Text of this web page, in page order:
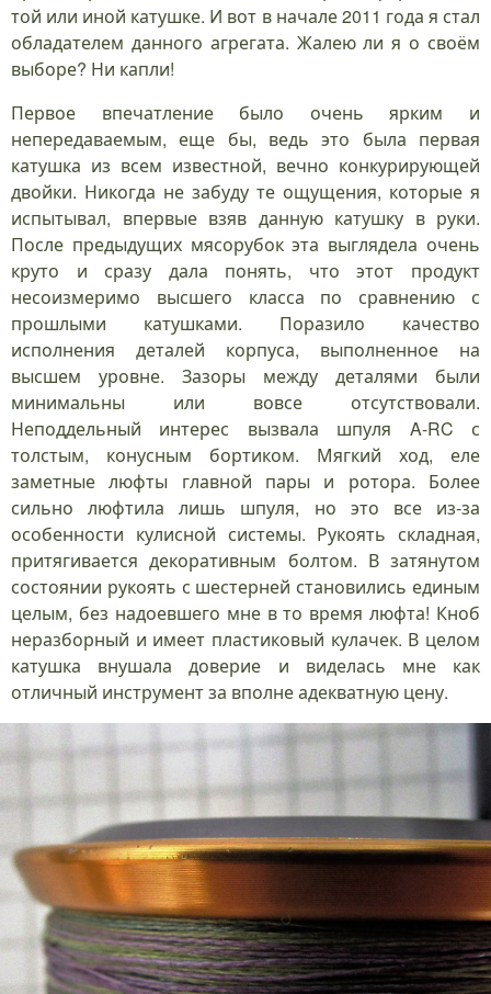
той или иной катушке. И вот в начале 2011 года я стал
обладателем данного агрегата. Жалею ли я о своём
выборе? Ни капли!
Первое впечатление было очень ярким и
непередаваемым, еще бы, ведь это была первая
катушка из всем известной, вечно конкурирующей
двойки. Никогда не забуду те ощущения, которые я
испытывал, впервые взяв данную катушку в руки.
После предыдущих мясорубок эта выглядела очень
круто и сразу дала понять, что этот продукт
несоизмеримо высшего класса по сравнению с
прошлыми катушками. Поразило качество
исполнения деталей корпуса, выполненное на
высшем уровне. Зазоры между деталями были
минимальны или вовсе отсутствовали.
Неподдельный интерес вызвала шпуля A-RC с
толстым, конусным бортиком. Мягкий ход, еле
заметные люфты главной пары и ротора. Более
сильно люфтила лишь шпуля, но это все из-за
особенности кулисной системы. Рукоять складная,
притягивается декоративным болтом. В затянутом
состоянии рукоять с шестерней становились единым
целым, без надоевшего мне в то время люфта! Кноб
неразборный и имеет пластиковый кулачек. В целом
катушка внушала доверие и виделась мне как
отличный инструмент за вполне адекватную цену.